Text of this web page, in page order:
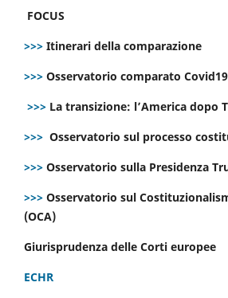
FOCUS
>>> Itinerari della comparazione
>>> Osservatorio comparato Covid19
>>> La transizione: l’America dopo
>>> Osservatorio sul processo
>>> Osservatorio sulla Presidenza
>>> Osservatorio sul
(OCA)
Giurisprudenza delle Corti europee
ECHR